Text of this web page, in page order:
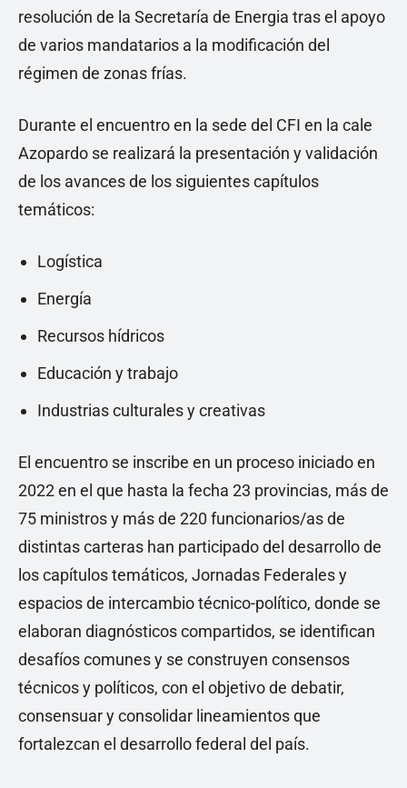
resolución de la Secretaría de Energia tras el apoyo
de varios mandatarios a la modificación del
régimen de zonas frías.
Durante el encuentro en la sede del CFI en la cale
Azopardo se realizará la presentación y validación
de los avances de los siguientes capítulos
temáticos:
Logística
Energía
Recursos hídricos
Educación y trabajo
Industrias culturales y creativas
El encuentro se inscribe en un proceso iniciado en
2022 en el que hasta la fecha 23 provincias, más de
75 ministros y más de 220 funcionarios/as de
distintas carteras han participado del desarrollo de
los capítulos temáticos, Jornadas Federales y
espacios de intercambio técnico-político, donde se
elaboran diagnósticos compartidos, se identifican
desafíos comunes y se construyen consensos
técnicos y políticos, con el objetivo de debatir,
consensuar y consolidar lineamientos que
fortalezcan el desarrollo federal del país.